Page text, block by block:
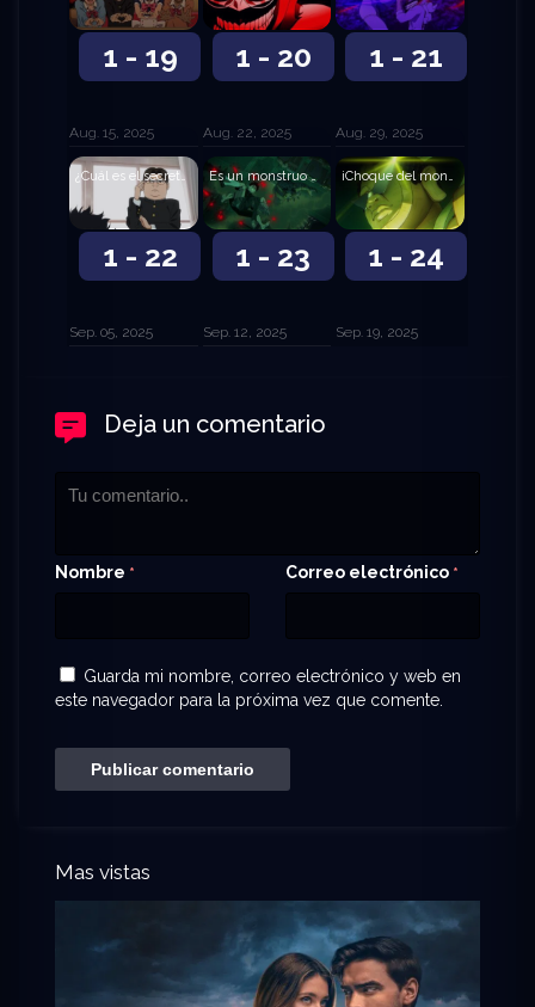
1 - 19
Aug. 15, 2025
1 - 20
Aug. 22, 2025
1 - 21
Aug. 29, 2025
1 - 22
¿Cuál es el secreto para ser popular?
Sep. 05, 2025
1 - 23
Es un monstruo gigante
Sep. 12, 2025
1 - 24
¡Choque del monstruo espacial y el robot gigante!
Sep. 19, 2025
Deja un comentario
Nombre * Correo electrónico *
Guarda mi nombre, correo electrónico y web en
este navegador para la próxima vez que comente.
Mas vistas